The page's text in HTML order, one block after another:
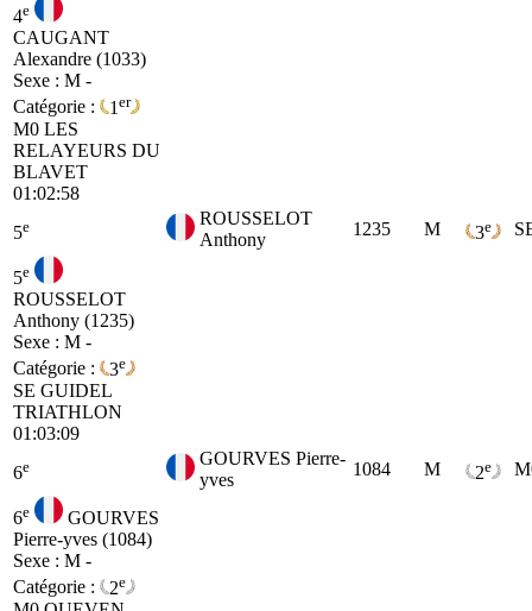
4e
CAUGANT
Alexandre (1033)
Sexe : M -
Catégorie :
1 er
M0 LES
RELAYEURS DU
BLAVET
01:02:58
5e
ROUSSELOT
Anthony
1235 M 3e
5e
ROUSSELOT
Anthony (1235)
Sexe : M -
Catégorie :
3e
SE GUIDEL
TRIATHLON
01:03:09
6e
GOURVES Pierre-
yves
1084 M 2e
6e
GOURVES
Pierre-yves (1084)
Sexe : M -
Catégorie :
2e